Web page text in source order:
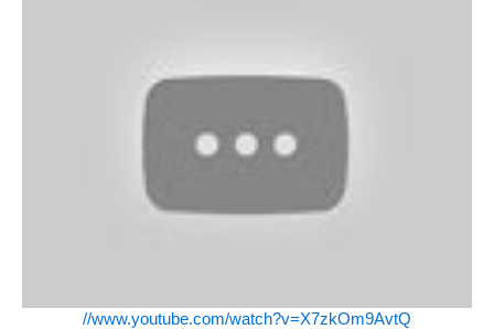
//www.youtube.com/watch?v=X7zkOm9AvtQ